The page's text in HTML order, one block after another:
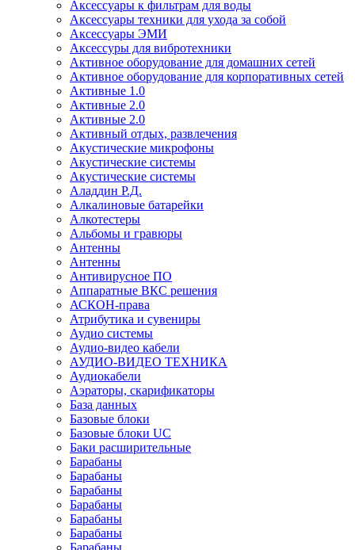
Аксессуары к фильтрам для воды
Аксессуары техники для ухода за собой
Аксессуары ЭМИ
Аксессуры для вибротехники
Активное оборудование для домашних сетей
Активное оборудование для корпоративных сетей
Активные 1.0
Активные 2.0
Активные 2.0
Активный отдых, развлечения
Акустические микрофоны
Акустические системы
Акустические системы
Аладдин Р.Д.
Алкалиновые батарейки
Алкотестеры
Альбомы и гравюры
Антенны
Антенны
Антивирусное ПО
Аппаратные ВКС решения
АСКОН-права
Атрибутика и сувениры
Аудио системы
Аудио-видео кабели
АУДИО-ВИДЕО ТЕХНИКА
Аудиокабели
Аэраторы, скарификаторы
База данных
Базовые блоки
Базовые блоки UC
Баки расширительные
Барабаны
Барабаны
Барабаны
Барабаны
Барабаны
Барабаны
Барабаны